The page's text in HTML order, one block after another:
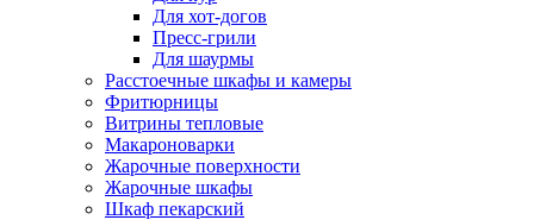
Для хот-догов
Пресс-грили
Для шаурмы
Расстоечные шкафы и камеры
Фритюрницы
Витрины тепловые
Макароноварки
Жарочные поверхности
Жарочные шкафы
Шкаф пекарский